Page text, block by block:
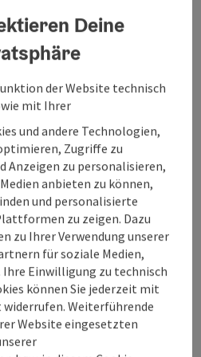
losradeln!
km Wanderwege, sanfte
Berge und ein
Egal ob Familien,
Bergsteiger - in der
Irrsee kommen alle
auf ihre Kosten.
Deine
der Website technisch
mit Ihrer
und andere Technologien,
Zugriffe zu
Anzeigen zu personalisieren,
anbieten zu können,
und personalisierte
zu zeigen. Dazu
zu Ihrer Verwendung unserer
für soziale Medien,
Ihre Einwilligung zu technisch
können Sie jederzeit mit
Weiterführende
Website eingesetzten